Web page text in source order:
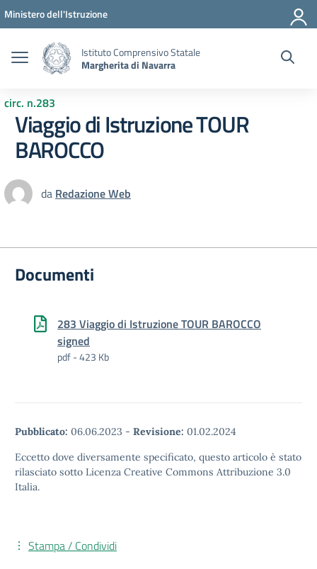
Vai ai contenuti
Vai al menu di navigazione
Vai al footer
Ministero dell'Istruzione
Istituto Comprensivo Statale
Margherita di Navarra
circ. n.283
Viaggio di Istruzione TOUR
BAROCCO
da Redazione Web
Documenti
283 Viaggio di Istruzione TOUR BAROCCO
signed
pdf - 423 Kb
Pubblicato: 06.06.2023 - Revisione: 01.02.2024
Eccetto dove diversamente specificato, questo articolo è stato
rilasciato sotto Licenza Creative Commons Attribuzione 3.0
Italia.
Stampa / Condividi